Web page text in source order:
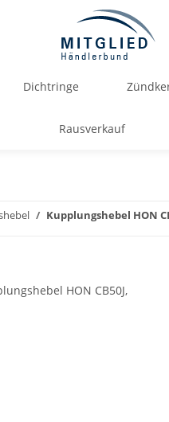
Dichtringe
Rausverkauf
Kupplungshebel HON